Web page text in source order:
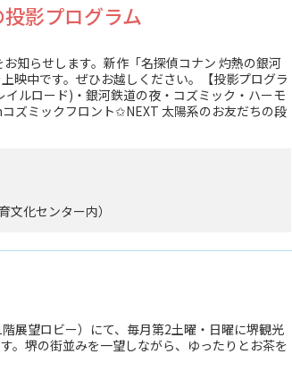
影プログラム
知らせします。新作「名探偵コナン 灼熱の銀河
映中です。ぜひお越しください。【投影プログラ
ルロード)・銀河鉄道の夜・コズミック・ハーモ
ズミックフロント✩NEXT 太陽系のお友だちの段
化センター内）
展望ロビー）にて、毎月第2土曜・日曜に堺観光
。堺の街並みを一望しながら、ゆったりとお茶を